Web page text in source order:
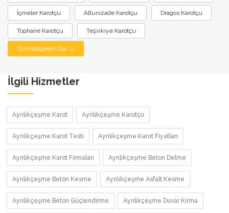
İçmeler Karotçu Altunizade Karotçu Dragos Karotçu
Tophane Karotçu Teşvikiye Karotçu
Tüm Bölgeleri Gör →
İlgili Hizmetler
Ayrılıkçeşme Karot Ayrılıkçeşme Karotçu
Ayrılıkçeşme Karot Testi Ayrılıkçeşme Karot Fiyatları
Ayrılıkçeşme Karot Firmaları Ayrılıkçeşme Beton Delme
Ayrılıkçeşme Beton Kesme Ayrılıkçeşme Asfalt Kesme
Ayrılıkçeşme Beton Güçlendirme Ayrılıkçeşme Duvar Kırma